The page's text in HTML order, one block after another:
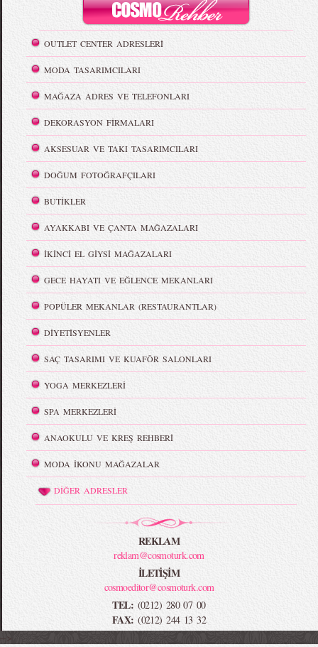
OUTLET CENTER ADRESLERİ
MODA TASARIMCILARI
MAĞAZA ADRES VE TELEFONLARI
DEKORASYON FİRMALARI
AKSESUAR VE TAKI TASARIMCILARI
DOĞUM FOTOĞRAFÇILARI
BUTİKLER
AYAKKABI VE ÇANTA MAĞAZALARI
İKİNCİ EL GİYSİ MAĞAZALARI
GECE HAYATI VE EĞLENCE MEKANLARI
POPÜLER MEKANLAR (RESTAURANTLAR)
DİYETİSYENLER
SAÇ TASARIMI VE KUAFÖR SALONLARI
YOGA MERKEZLERİ
SPA MERKEZLERİ
ANAOKULU VE KREŞ REHBERİ
MODA İKONU MAĞAZALAR
DİĞER ADRESLER
REKLAM
reklam@cosmoturk.com
İLETİŞİM
cosmoeditor@cosmoturk.com
TEL: (0212) 280 07 00
FAX: (0212) 244 13 32
-->